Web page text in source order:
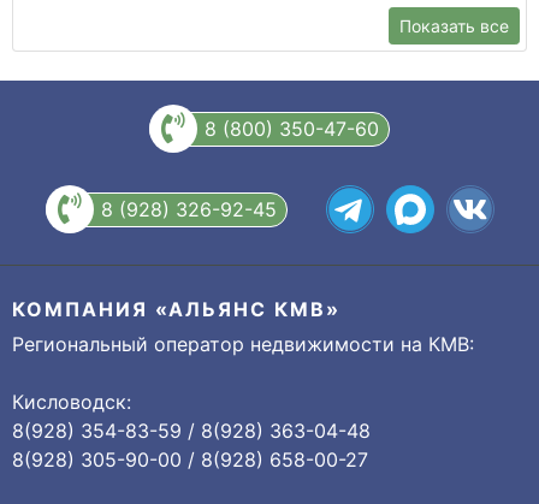
Показать все
8 (800) 350-47-60
8 (928) 326-92-45
КОМПАНИЯ «АЛЬЯНС КМВ»
Региональный оператор недвижимости на КМВ:
Кисловодск:
8(928) 354-83-59 / 8(928) 363-04-48
8(928) 305-90-00 / 8(928) 658-00-27